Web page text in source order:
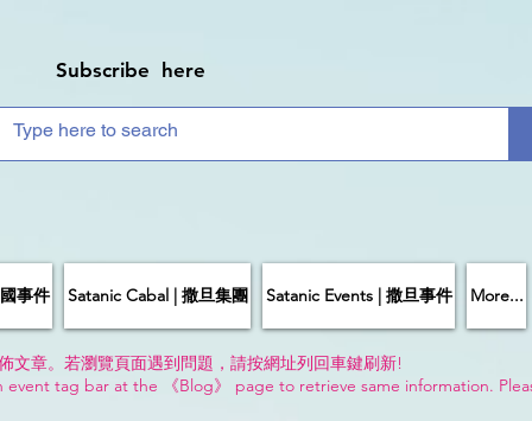
Subscribe here
事件 Satanic Cabal | 撒旦集團 Satanic Events | 撒旦事件 More...
文章。若瀏覽頁面遇到問題，請按網址列回車鍵刷新!
tag bar at the 《Blog》 page to retrieve same information.